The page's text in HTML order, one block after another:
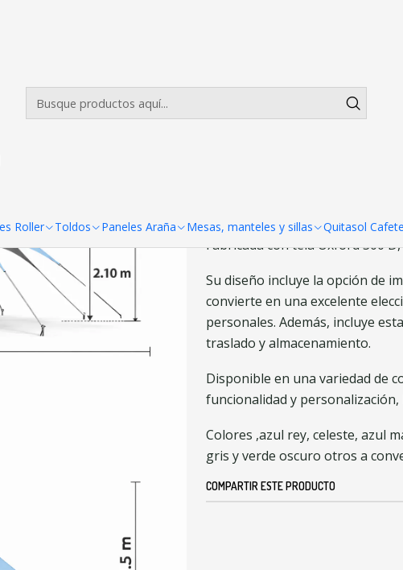
Roller Toldos Paneles Araña Mesas, manteles y sillas Quitasol
|
Carpa Estrella 8
Descubre la Carpa Estrella 8
Fabricada con tela Oxford 300
Su diseño incluye la opción de
convierte en una excelente
personales. Además, incluye
traslado y almacenamiento.
Disponible en una variedad de
funcionalidad y personalización,
Colores ,azul rey, celeste, azul
gris y verde oscuro otros a
COMPARTIR ESTE PRODUCTO